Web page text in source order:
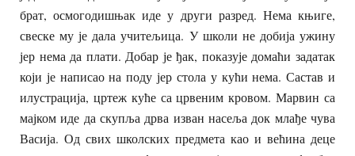
брат, осмогодишњак иде у други разред. Нема књиге,
свеске му је дала учитељица. У школи не добија ужину
јер нема да плати. Добар је ђак, показује домаћи задатак
који је написао на поду јер стола у кући нема. Састав и
илустрација, цртеж куће са црвеним кровом. Марвин са
мајком иде да скупља дрва изван насеља док млађе чува
Васија. Од свих школских предмета као и већина деце